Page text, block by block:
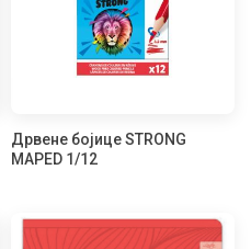
Дрвене бојице STRONG
MAPED 1/12